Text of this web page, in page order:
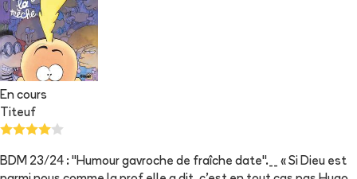
En cours
Titeuf
BDM 23/24 : "Humour gavroche de fraîche date".__ « Si Dieu est